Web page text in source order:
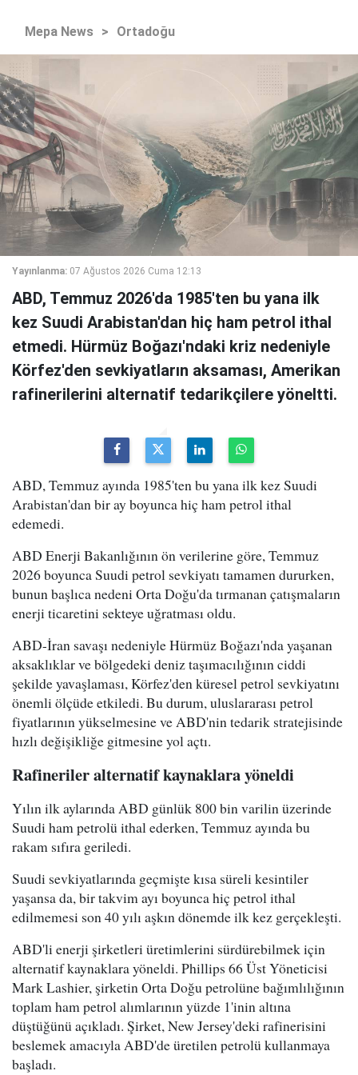
Mepa News > Ortadoğu
Yayınlanma: 07 Ağustos 2026 Cuma 12:13
ABD, Temmuz 2026'da 1985'ten bu yana ilk
kez Suudi Arabistan'dan hiç ham petrol ithal
etmedi. Hürmüz Boğazı'ndaki kriz nedeniyle
Körfez'den sevkiyatların aksaması, Amerikan
rafinerilerini alternatif tedarikçilere yöneltti.
ABD, Temmuz ayında 1985'ten bu yana ilk kez Suudi
Arabistan'dan bir ay boyunca hiç ham petrol ithal
edemedi.
ABD Enerji Bakanlığının ön verilerine göre, Temmuz
2026 boyunca Suudi petrol sevkiyatı tamamen dururken,
bunun başlıca nedeni Orta Doğu'da tırmanan çatışmaların
enerji ticaretini sekteye uğratması oldu.
ABD-İran savaşı nedeniyle Hürmüz Boğazı'nda yaşanan
aksaklıklar ve bölgedeki deniz taşımacılığının ciddi
şekilde yavaşlaması, Körfez'den küresel petrol sevkiyatını
önemli ölçüde etkiledi. Bu durum, uluslararası petrol
fiyatlarının yükselmesine ve ABD'nin tedarik stratejisinde
hızlı değişikliğe gitmesine yol açtı.
Rafineriler alternatif kaynaklara yöneldi
Yılın ilk aylarında ABD günlük 800 bin varilin üzerinde
Suudi ham petrolü ithal ederken, Temmuz ayında bu
rakam sıfıra geriledi.
Suudi sevkiyatlarında geçmişte kısa süreli kesintiler
yaşansa da, bir takvim ayı boyunca hiç petrol ithal
edilmemesi son 40 yılı aşkın dönemde ilk kez gerçekleşti.
ABD'li enerji şirketleri üretimlerini sürdürebilmek için
alternatif kaynaklara yöneldi. Phillips 66 Üst Yöneticisi
Mark Lashier, şirketin Orta Doğu petrolüne bağımlılığının
toplam ham petrol alımlarının yüzde 1'inin altına
düştüğünü açıkladı. Şirket, New Jersey'deki rafinerisini
beslemek amacıyla ABD'de üretilen petrolü kullanmaya
başladı.